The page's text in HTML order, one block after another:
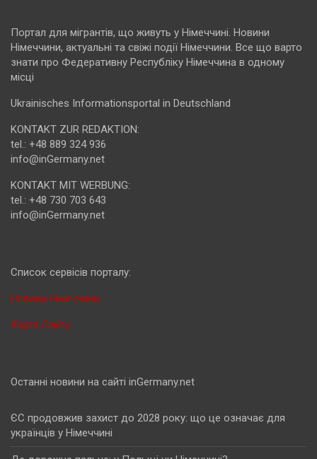
Портал для мігрантів, що живуть у Німеччині. Новини
Німеччини, актуальні та свіжі події Німеччини. Все що варто
знати про Федеративну Республіку Німеччина в одному
місці
Ukrainisches Informationsportal in Deutschland
KONTAKT ZUR REDAKTION:
tel.: +48 889 324 936
info@inGermany.net
KONTAKT MIT WERBUNG:
tel.: +48 730 703 643
info@inGermany.net
Cписок сервісів порталу:
Новини Німеччини
Карта Сайту
Останні новини на сайті inGermany.net
ЄС продовжив захист до 2028 року: що це означає для
українців у Німеччині